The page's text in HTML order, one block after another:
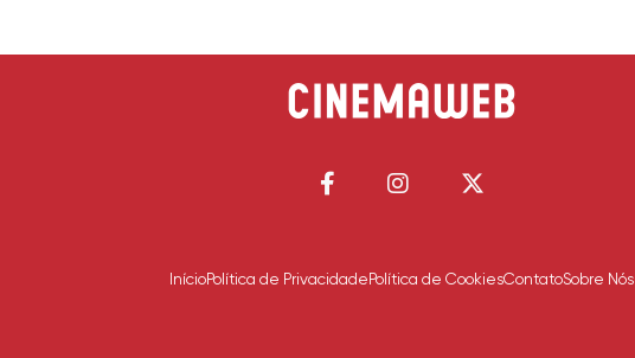
InícioPolítica de Privacidade Política de CookiesContatoSobre Nós